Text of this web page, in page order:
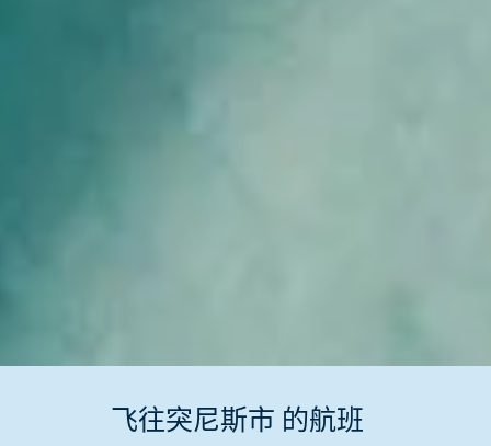
飞往突尼斯市 的航班